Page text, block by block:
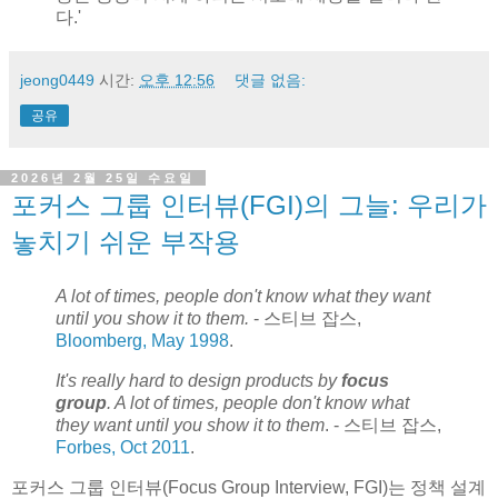
다.'
jeong0449 시간: 오후 12:56 댓글 없음:
공유
2026년 2월 25일 수요일
포커스 그룹 인터뷰(FGI)의 그늘: 우리가
놓치기 쉬운 부작용
A lot of times, people don't know what they want
until you show it to them. - 스티브 잡스,
Bloomberg, May 1998.
It's really hard to design products byfocus
group. A lot of times, people don't know what
they want until you show it to them. - 스티브 잡스,
Forbes, Oct 2011.
포커스 그룹 인터뷰(Focus Group Interview, FGI)는 정책 설계